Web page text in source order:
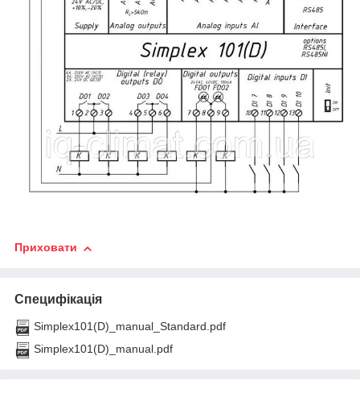
Приховати
Специфікація
Simplex101(D)_manual_Standard.pdf
Simplex101(D)_manual.pdf